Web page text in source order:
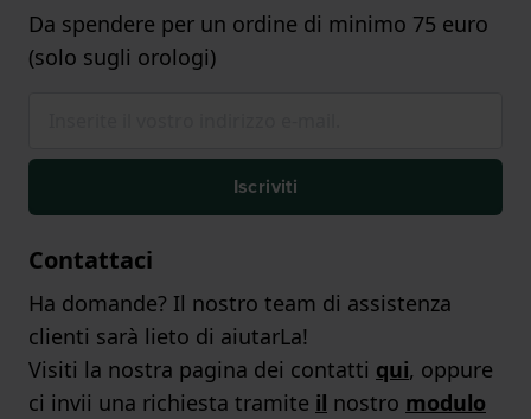
Da spendere per un ordine di minimo 75 euro
(solo sugli orologi)
Iscriviti
Contattaci
Ha domande? Il nostro team di assistenza
clienti sarà lieto di aiutarLa!
Visiti la nostra pagina dei contatti qui, oppure
ci invii una richiesta tramite il nostro modulo